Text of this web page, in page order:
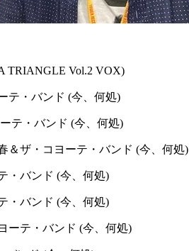
TRIANGLE Vol.2 VOX)
テ・バンド (今、何処)
テ・バンド (今、何処)
＆ザ・コヨーテ・バンド (今、何処)
・バンド (今、何処)
・バンド (今、何処)
ーテ・バンド (今、何処)